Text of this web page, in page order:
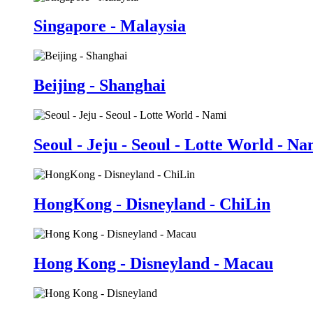
Singapore - Malaysia
Beijing - Shanghai
Seoul - Jeju - Seoul - Lotte World -
HongKong - Disneyland - ChiLin
Hong Kong - Disneyland - Macau